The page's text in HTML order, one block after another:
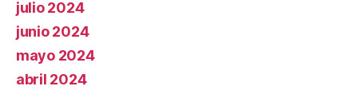
julio 2024
junio 2024
mayo 2024
abril 2024